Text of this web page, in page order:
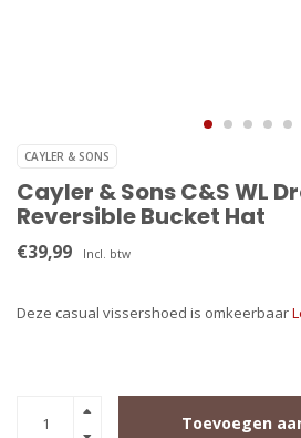
CAYLER & SONS
Cayler & Sons C&S WL
Reversible Bucket Hat
€39,99 Incl. btw
Deze casual vissershoed is omkeerbaar
Toevoegen